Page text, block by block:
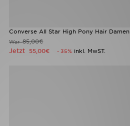
Converse All Star High Pony Hair Damen
War85,00€
Jetzt 55,00€ - 35% inkl. MwST.